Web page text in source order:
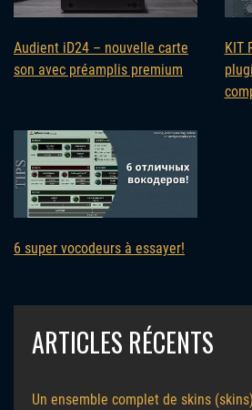
Audient iD24 – nouvelle carte
son avec préamplis premium
KIT
6 super vocodeurs à essayer!
ARTICLES RÉCENTS
Un ensemble complet de skins